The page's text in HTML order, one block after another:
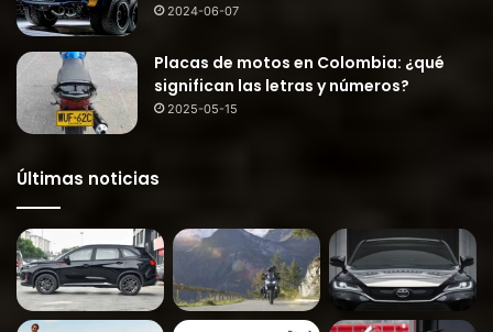
2024-06-07
Placas de motos en Colombia: ¿qué
significan las letras y números?
2025-05-15
Últimas noticias